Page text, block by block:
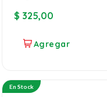
$ 325,00
En Stock